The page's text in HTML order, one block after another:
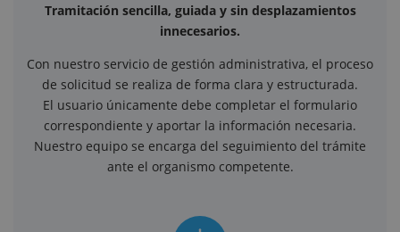
Tramitación sencilla, guiada y sin desplazamientos
innecesarios.
Con nuestro servicio de gestión administrativa, el proceso
de solicitud se realiza de forma clara y estructurada.
El usuario únicamente debe completar el formulario
correspondiente y aportar la información necesaria.
Nuestro equipo se encarga del seguimiento del trámite
ante el organismo competente.